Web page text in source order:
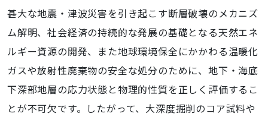
甚大な地震・津波災害を引き起こす断層破壊のメカニズ
ム解明、社会経済の持続的な発展の基礎となる天然エネ
ルギー資源の開発、また地球環境保全にかかわる温暖化
ガスや放射性廃棄物の安全な処分のために、地下・海底
下深部地層の応力状態と物理的性質を正しく評価するこ
とが不可欠です。したがって、大深度掘削のコア試料や